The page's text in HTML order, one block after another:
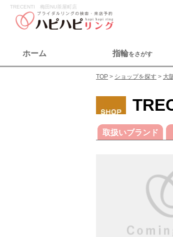
TRECENTI 梅田NU茶屋町店
ホーム 指輪をさがす
TOP ショップを探す 大
取扱いブランド